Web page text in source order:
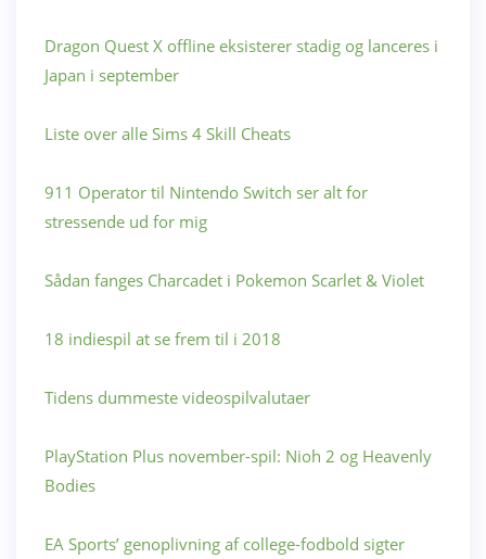
Dragon Quest X offline eksisterer stadig og lanceres i
Japan i september
Liste over alle Sims 4 Skill Cheats
911 Operator til Nintendo Switch ser alt for
stressende ud for mig
Sådan fanges Charcadet i Pokemon Scarlet & Violet
18 indiespil at se frem til i 2018
Tidens dummeste videospilvalutaer
PlayStation Plus november-spil: Nioh 2 og Heavenly
Bodies
EA Sports’ genoplivning af college-fodbold sigter